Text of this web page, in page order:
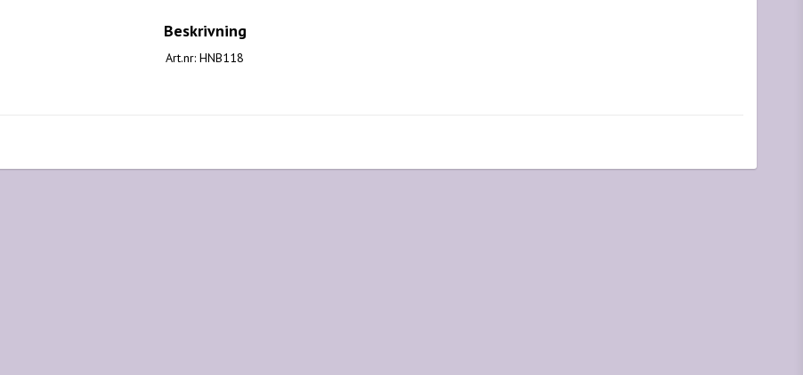
Beskrivning
Art.nr: HNB118